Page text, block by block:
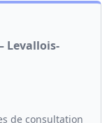
Levallois-
de consultation